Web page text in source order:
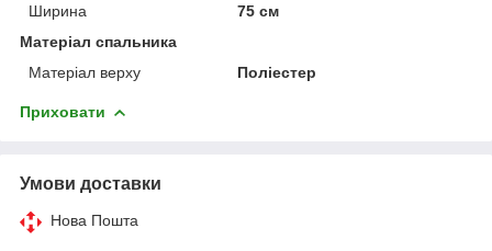
Ширина
75 см
Матеріал спальника
Матеріал верху
Поліестер
Приховати
Умови доставки
Нова Пошта